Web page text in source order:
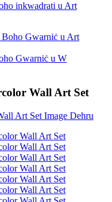
inkwadrati u Art
Gwarniċ u W
Wall Art Set